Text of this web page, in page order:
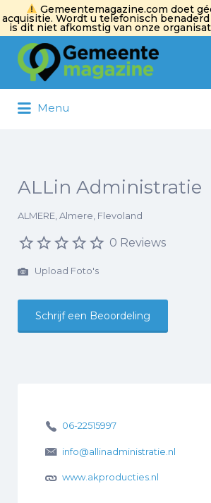
Gemeentemagazine.com doet
acquisitie. Wordt u telefonisch
is dit niet afkomstig van onze
Zoek
naar:
Menu
naar:
ALLin Administratie
ALMERE, Almere, Flevoland
0 Reviews
Upload Foto's
Schrijf een Beoordeling
06-22515997
info@allinadministratie.nl
www.akproducties.nl